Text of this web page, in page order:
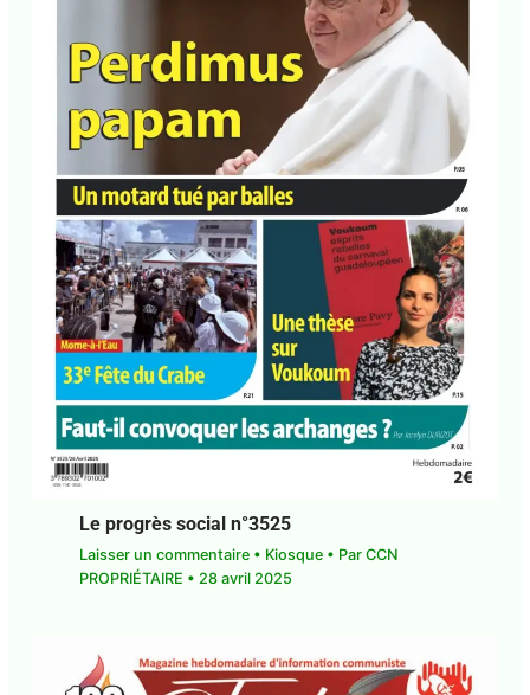
Le progrès social n°3525
Laisser un commentaire •Kiosque• ParCCN
PROPRIÉTAIRE
J'acceptel'accord de confidentialité